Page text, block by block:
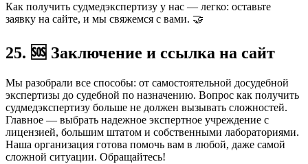
Как получить судмедэкспертизу у нас — легко: оставьте
заявку на сайте, и мы свяжемся с вами. 🤝
25. 🆘 Заключение и ссылка на сайт
Мы разобрали все способы: от самостоятельной досудебной
экспертизы до судебной по назначению. Вопрос как получить
судмедэкспертизу больше не должен вызывать сложностей.
Главное — выбрать надежное экспертное учреждение с
лицензией, большим штатом и собственными лабораториями.
Наша организация готова помочь вам в любой, даже самой
сложной ситуации. Обращайтесь!